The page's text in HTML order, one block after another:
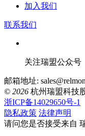
加入我们
联系我们
关注瑞盟公众号
邮箱地址:
© 2026 杭州瑞盟科技
浙ICP备14029650号-1
隐私政策 法律声明
请问您是否接受来自